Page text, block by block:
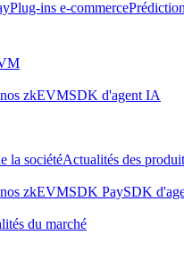
Plug-ins e-commerce
zkEVMSDK d'agent IA
la sociétéActualités des
zkEVMSDK PaySDK
du marché